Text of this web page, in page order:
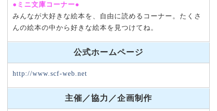
●ミニ文庫コーナー●
みんなが大好きな絵本を、自由に読めるコーナー。たくさ
んの絵本の中から好きな絵本を見つけてね。
公式ホームページ
http://www.scf-web.net
主催／協力／企画制作